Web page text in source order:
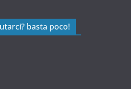
basta poco!